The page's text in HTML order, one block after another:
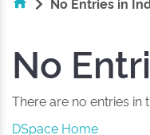
No
There are no entries in
DSpace Home